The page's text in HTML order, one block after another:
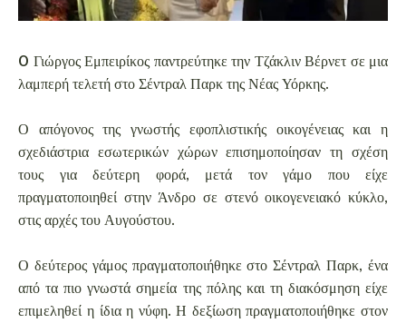
O Γιώργος Εμπειρίκος παντρεύτηκε την Τζάκλιν Βέρνετ σε μια
λαμπερή τελετή στο Σέντραλ Παρκ της Νέας Υόρκης.
Ο απόγονος της γνωστής εφοπλιστικής οικογένειας και η
σχεδιάστρια εσωτερικών χώρων επισημοποίησαν τη σχέση
τους για δεύτερη φορά, μετά τον γάμο που είχε
πραγματοποιηθεί στην Άνδρο σε στενό οικογενειακό κύκλο,
στις αρχές του Αυγούστου.
Ο δεύτερος γάμος πραγματοποιήθηκε στο Σέντραλ Παρκ, ένα
από τα πιο γνωστά σημεία της πόλης και τη διακόσμηση είχε
επιμεληθεί η ίδια η νύφη. Η δεξίωση πραγματοποιήθηκε στον